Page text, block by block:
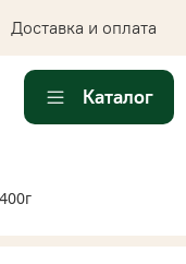
Доставка и оплата
Каталог